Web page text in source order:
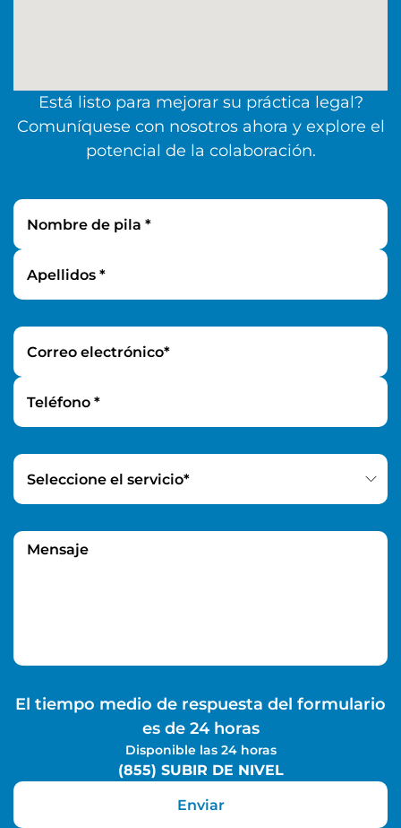
Está listo para mejorar su práctica legal?
Comuníquese con nosotros ahora y explore el
potencial de la colaboración.
Nombre de pila *
Apellidos *
Correo electrónico*
Teléfono *
Select Service *
Seleccione el servicio*
Mensaje
El tiempo medio de respuesta del formulario
es de 24 horas
Disponible las 24 horas
(855) SUBIR DE NIVEL